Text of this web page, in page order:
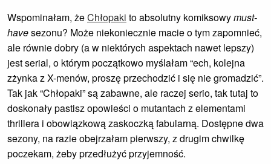
Wspominałam, żeChłopaki to absolutny komiksowymust-
havesezonu? Może niekoniecznie macie o tym zapomnieć,
ale równie dobry (a w niektórych aspektach nawet lepszy)
jest serial, o którym początkowo myślałam “ech, kolejna
zżynka z X-menów, proszę przechodzić i się nie gromadzić”.
Tak jak “Chłopaki” są zabawne, ale raczej serio, tak tutaj to
doskonały pastisz opowieści o mutantach z elementami
thrillera i obowiązkową zaskoczką fabularną. Dostępne dwa
sezony, na razie obejrzałam pierwszy, z drugim chwilkę
poczekam, żeby przedłużyć przyjemność.